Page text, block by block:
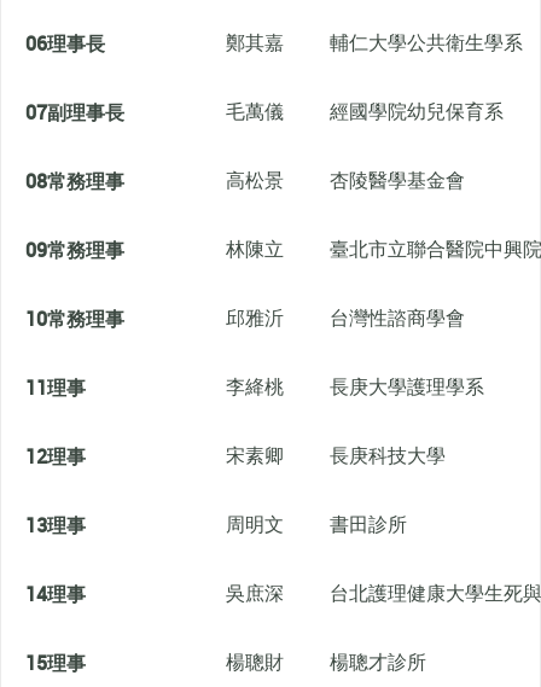
06理事長 鄭其嘉 輔仁大學公共衛生學系
07副理事長 毛萬儀 經國學院幼兒保育系
08常務理事 高松景 杏陵醫學基金會
09常務理事 林陳立 臺北市立聯合醫院中興
10常務理事 邱雅沂 台灣性諮商學會
11理事 李絳桃 長庚大學護理學系
12理事 宋素卿 長庚科技大學
13理事 周明文 書田診所
14理事 吳庶深 台北護理健康大學生死
15理事 楊聰財 楊聰才診所